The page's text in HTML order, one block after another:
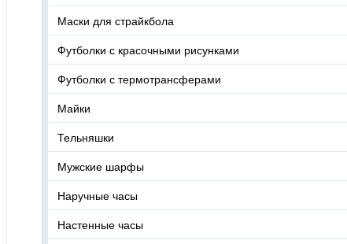
Маски для страйкбола
Футболки с красочными рисунками
Футболки с термотрансферами
Майки
Тельняшки
Мужские шарфы
Наручные часы
Настенные часы